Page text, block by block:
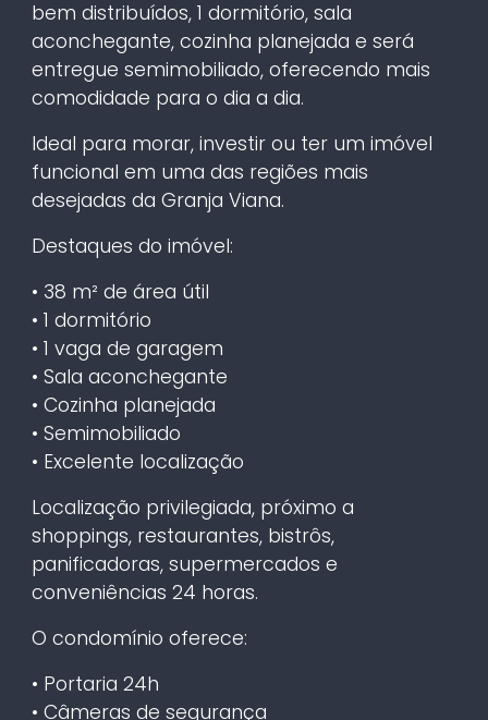
bem distribuídos, 1 dormitório, sala
aconchegante, cozinha planejada e será
entregue semimobiliado, oferecendo mais
comodidade para o dia a dia.
Ideal para morar, investir ou ter um imóvel
funcional em uma das regiões mais
desejadas da Granja Viana.
Destaques do imóvel:
• 38 m² de área útil
• 1 dormitório
• 1 vaga de garagem
• Sala aconchegante
• Cozinha planejada
• Semimobiliado
• Excelente localização
Localização privilegiada, próximo a
shoppings, restaurantes, bistrôs,
panificadoras, supermercados e
conveniências 24 horas.
O condomínio oferece:
• Portaria 24h
• Câmeras de segurança